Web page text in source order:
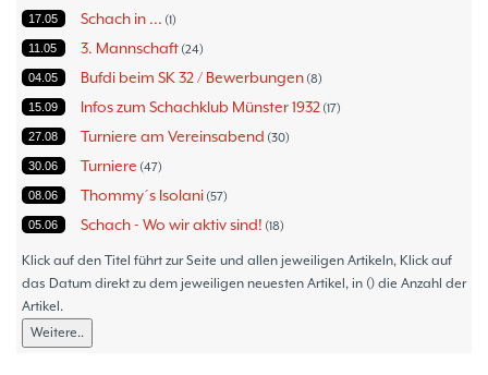
17.05 Schach in ... 1
11.05 3. Mannschaft 24
04.05 Bufdi beim SK 32 / Bewerbungen 8
15.09 Infos zum Schachklub Münster 1932 17
27.08 Turniere am Vereinsabend 30
30.06 Turniere 47
08.06 Thommy´s Isolani 57
05.06 Schach - Wo wir aktiv sind! 18
11.05 Bezirksturniere 1
05.05 Frauenmannschaft 6
09.10
Jugendmannschaften
Klick auf den Titel führt zur Seite und allen jeweiligen Artikeln, Klick auf
das Datum direkt zu dem jeweiligen neuesten Artikel, in () die Anzahl der
Artikel.
Weitere..